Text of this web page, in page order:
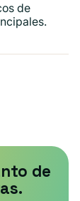
de
de